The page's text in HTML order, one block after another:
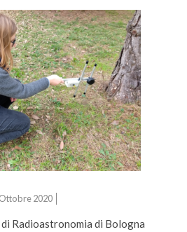
2020
Radioastronomia di Bologna